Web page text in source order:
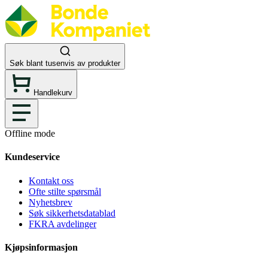
Søk blant tusenvis av produkter
Handlekurv
Offline mode
Kundeservice
Kontakt oss
Ofte stilte spørsmål
Nyhetsbrev
Søk sikkerhetsdatablad
FKRA avdelinger
Kjøpsinformasjon